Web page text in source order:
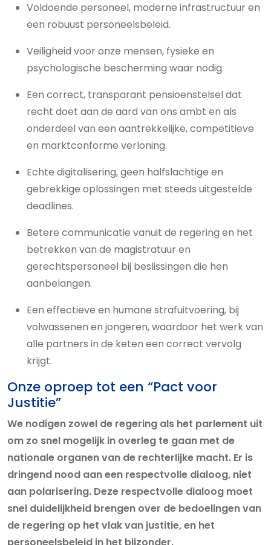
Voldoende personeel, moderne infrastructuur en
een robuust personeelsbeleid.
Veiligheid voor onze mensen, fysieke en
psychologische bescherming waar nodig.
Een correct, transparant pensioenstelsel dat
recht doet aan de aard van ons ambt en als
onderdeel van een aantrekkelijke, competitieve
en marktconforme verloning.
Echte digitalisering, geen halfslachtige en
gebrekkige oplossingen met steeds uitgestelde
deadlines.
Betere communicatie vanuit de regering en het
betrekken van de magistratuur en
gerechtspersoneel bij beslissingen die hen
aanbelangen.
Een effectieve en humane strafuitvoering, bij
volwassenen en jongeren, waardoor het werk van
alle partners in de keten een correct vervolg
krijgt.
Onze oproep tot een “Pact voor
Justitie”
We nodigen zowel de regering als het parlement uit
om zo snel mogelijk in overleg te gaan met de
nationale organen van de rechterlijke macht. Er is
dringend nood aan een respectvolle dialoog, niet
aan polarisering. Deze respectvolle dialoog moet
snel duidelijkheid brengen over de bedoelingen van
de regering op het vlak van justitie, en het